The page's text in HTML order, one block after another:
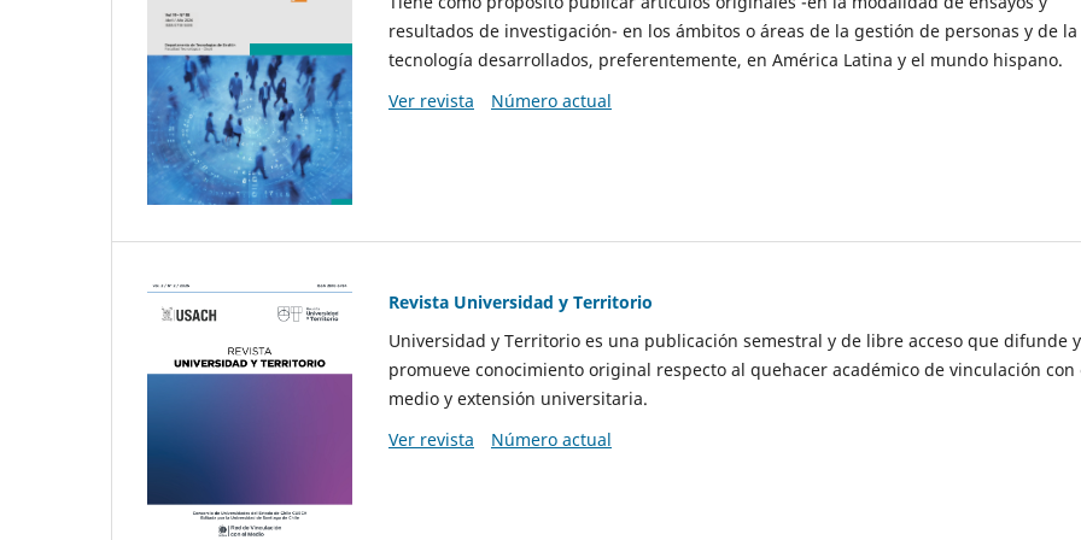
resultados de investigación- en los ámbitos o áreas de la gestión de personas y de la
tecnología desarrollados, preferentemente, en América Latina y el mundo hispano.
Ver revista
Número actual
Revista Universidad y Territorio
Universidad y Territorio es una publicación semestral y de libre acceso que difunde y
promueve conocimiento original respecto al quehacer académico de vinculación con
medio y extensión universitaria.
Ver revista
Número actual